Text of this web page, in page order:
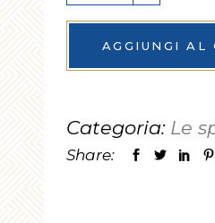
quantity
AGGIUNGI AL
Categoria: Le
Share: